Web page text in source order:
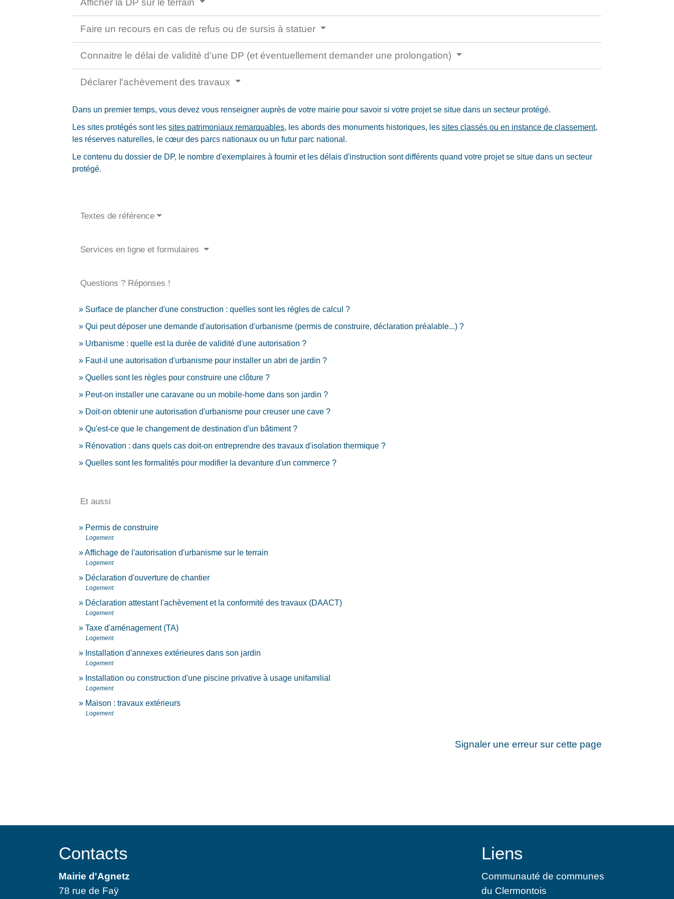
Afficher la DP sur le terrain
Faire un recours en cas de refus ou de sursis à statuer
Connaitre le délai de validité d'une DP (et éventuellement demander une prolongation)
Déclarer l'achèvement des travaux
Dans un premier temps, vous devez vous renseigner auprès de votre mairie pour savoir si votre projet se situe dans un secteur protégé.
Les sites protégés sont lessites patrimoniaux remarquables, les abords des monuments historiques, lessites classés ou en instance de classement,
les réserves naturelles, le cœur des parcs nationaux ou un futur parc national.
Le contenu du dossier de DP, le nombre d'exemplaires à fournir et les délais d'instruction sont différents quand votre projet se situe dans un secteur
protégé.
Textes de référence
Services en ligne et formulaires
Questions ? Réponses !
Surface de plancher d'une construction : quelles sont les règles de calcul ?
Qui peut déposer une demande d'autorisation d'urbanisme (permis de construire, déclaration préalable...) ?
Urbanisme : quelle est la durée de validité d'une autorisation ?
Faut-il une autorisation d'urbanisme pour installer un abri de jardin ?
Quelles sont les règles pour construire une clôture ?
Peut-on installer une caravane ou un mobile-home dans son jardin ?
Doit-on obtenir une autorisation d'urbanisme pour creuser une cave ?
Qu'est-ce que le changement de destination d'un bâtiment ?
Rénovation : dans quels cas doit-on entreprendre des travaux d'isolation thermique ?
Quelles sont les formalités pour modifier la devanture d'un commerce ?
Et aussi
Permis de construire
Logement
Affichage de l'autorisation d'urbanisme sur le terrain
Logement
Déclaration d'ouverture de chantier
Logement
Déclaration attestant l'achèvement et la conformité des travaux (DAACT)
Logement
Taxe d'aménagement (TA)
Logement
Installation d'annexes extérieures dans son jardin
Logement
Installation ou construction d'une piscine privative à usage unifamilial
Logement
Maison : travaux extérieurs
Logement
Signaler une erreur sur cette page
Contacts
Mairie d'Agnetz
78 rue de Faÿ
Liens
Communauté de communes
du Clermontois